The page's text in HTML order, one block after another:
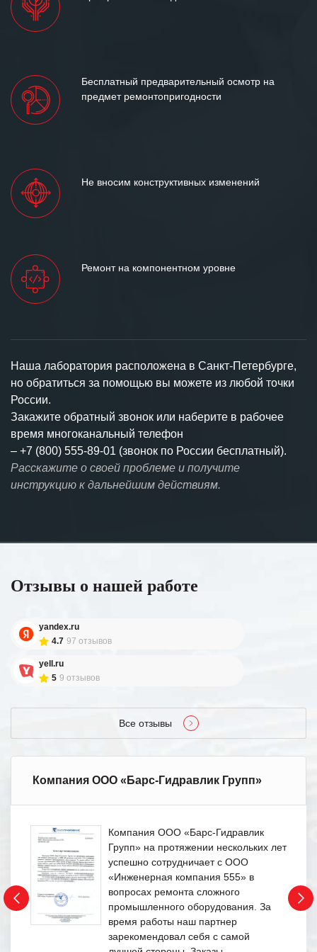
Бесплатный предварительный осмотр на
предмет ремонтопригодности
Не вносим конструктивных изменений
Ремонт на компонентном уровне
Наша лаборатория расположена в Санкт-Петербурге,
но обратиться за помощью вы можете из любой точки
России.
Закажите обратный звонок или наберите в рабочее
время многоканальный телефон
– +7 (800) 555-89-01 (звонок по России бесплатный).
Расскажите о своей проблеме и получите
инструкцию к дальнейшим действиям.
Отзывы о нашей работе
yandex.ru
4.7 97 отзывов
yell.ru
5 9 отзывов
Все отзывы
Компания ООО «Барс-Гидравлик Групп»
Компания ООО «Барс-Гидравлик
Групп» на протяжении нескольких лет
успешно сотрудничает с ООО
«Инженерная компания 555» в
вопросах ремонта сложного
промышленного оборудования. За
время работы наш партнер
зарекомендовал себя с самой